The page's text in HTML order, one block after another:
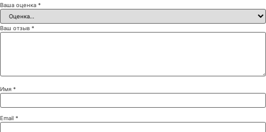
Ваша оценка *
Ваш отзыв *
Имя *
Email *